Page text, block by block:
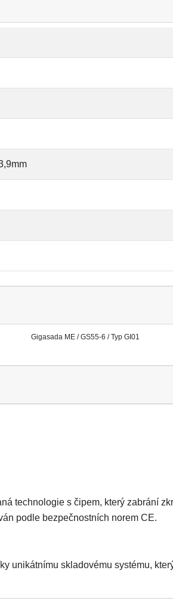
Gigasada ME / GS55-6 / Typ GI01
technologie s čipem, který zabrání
podle bezpečnostních norem CE.
unikátnímu skladovému systému,